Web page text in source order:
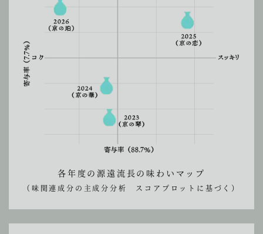
各年度の源遠流長の味わいマップ
（味関連成分の主成分分析 スコアプロットに基づく）